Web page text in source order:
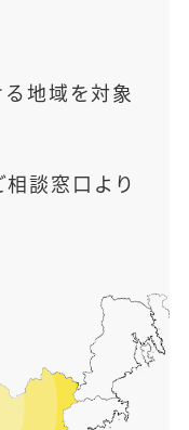
地域を対象
談窓口より